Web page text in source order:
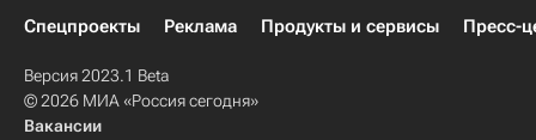
Спецпроекты
Реклама Продукты и сервисы Пресс-
Версия 2023.1 Beta
© 2026 МИА «Россия сегодня»
Вакансии